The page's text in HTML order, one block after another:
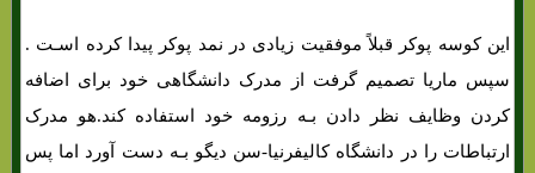
این کوسه پوکر قبلاً موفقیت زیادی در نمد پوکر پیدا کرده اسـت .
سپس ماریا تصمیم گرفت از مدرک دانشگاهی خود برای اضافه
کردن وظایف نظر دادن بـه رزومه خود استفاده کند.هو مدرک
ارتباطات را در دانشگاه کالیفرنیا-سن دیگو بـه دست آورد اما پس